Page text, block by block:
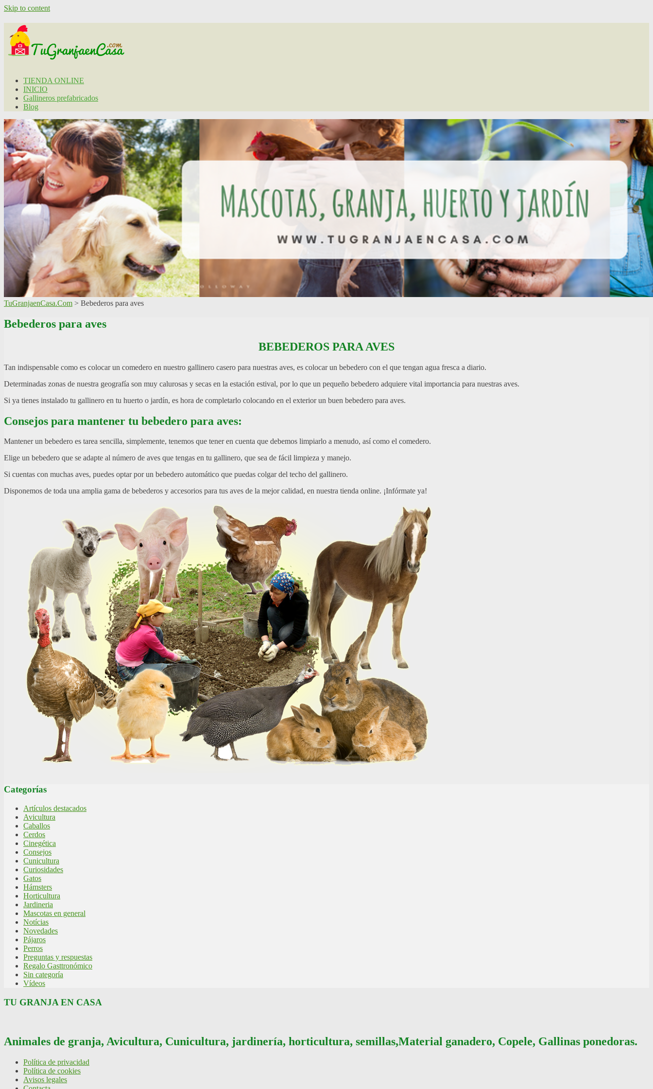
Skip to content
TIENDA ONLINE
INICIO
Gallineros prefabricados
Blog
TuGranjaenCasa.Com > Bebederos para aves
Bebederos para aves
BEBEDEROS PARA AVES
Tan indispensable como es colocar un comedero en nuestro gallinero casero para nuestras aves, es colocar un bebedero con el que tengan agua fresca a diario.
Determinadas zonas de nuestra geografía son muy calurosas y secas en la estación estival, por lo que un pequeño bebedero adquiere vital importancia para nuestras aves.
Si ya tienes instalado tu gallinero en tu huerto o jardín, es hora de completarlo colocando en el exterior un buen bebedero para aves.
Consejos para mantener tu bebedero para aves:
Mantener un bebedero es tarea sencilla, simplemente, tenemos que tener en cuenta que debemos limpiarlo a menudo, así como el comedero.
Elige un bebedero que se adapte al número de aves que tengas en tu gallinero, que sea de fácil limpieza y manejo.
Si cuentas con muchas aves, puedes optar por un bebedero automático que puedas colgar del techo del gallinero.
Disponemos de toda una amplia gama de bebederos y accesorios para tus aves de la mejor calidad, en nuestra tienda online. ¡Infórmate ya!
Categorías
Artículos destacados
Avicultura
Caballos
Cerdos
Cinegética
Consejos
Cunicultura
Curiosidades
Gatos
Hámsters
Horticultura
Jardineria
Mascotas en general
Notícias
Novedades
Pájaros
Perros
Preguntas y respuestas
Regalo Gasttronómico
Sin categoría
Vídeos
TU GRANJA EN CASA
Animales de granja, Avicultura, Cunicultura, jardinería, horticultura, semillas,Material ganadero, Copele, Gallinas ponedoras.
Política de privacidad
Política de cookies
Avisos legales